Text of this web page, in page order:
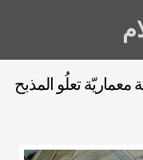
تعلُو المذبح